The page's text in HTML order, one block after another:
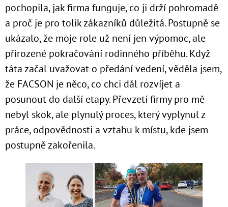
pochopila, jak firma funguje, co ji drží pohromadě
a proč je pro tolik zákazníků důležitá. Postupně se
ukázalo, že moje role už není jen výpomoc, ale
přirozené pokračování rodinného příběhu. Když
táta začal uvažovat o předání vedení, věděla jsem,
že FACSON je něco, co chci dál rozvíjet a
posunout do další etapy. Převzetí firmy pro mě
nebyl skok, ale plynulý proces, který vyplynul z
práce, odpovědnosti a vztahu k místu, kde jsem
postupně zakořenila.